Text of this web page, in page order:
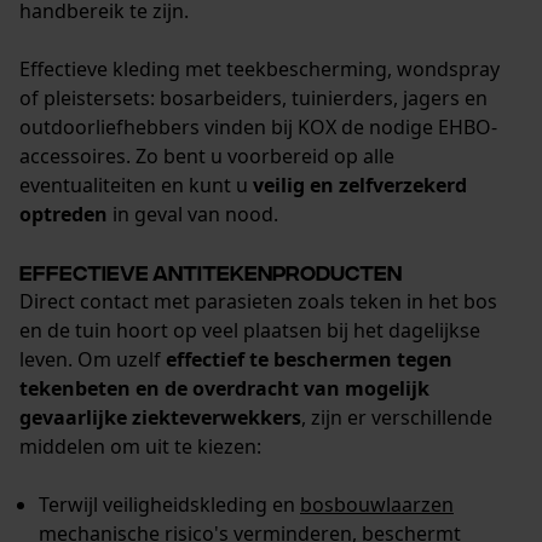
handbereik te zijn.
Effectieve kleding met teekbescherming, wondspray
of pleistersets: bosarbeiders, tuinierders, jagers en
outdoorliefhebbers vinden bij KOX de nodige EHBO-
accessoires. Zo bent u voorbereid op alle
eventualiteiten en kunt u veilig en zelfverzekerd
optreden in geval van nood.
Effectieve antitekenproducten
Direct contact met parasieten zoals teken in het bos
en de tuin hoort op veel plaatsen bij het dagelijkse
leven. Om uzelf effectief te beschermen tegen
tekenbeten en de overdracht van mogelijk
gevaarlijke ziekteverwekkers, zijn er verschillende
middelen om uit te kiezen:
Terwijl veiligheidskleding en bosbouwlaarzen
mechanische risico's verminderen, beschermt
Mouseflow Web Analytics Tool
Fact-Finder Tracking
Prestatie en functionele
Cookies
Loop54 Personalization
Gepersonaliseerde homepage
Opgeslagen winkelwagen
Geo-IP en gebruikersdetectie